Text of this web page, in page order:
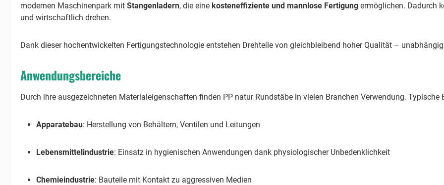
modernen Maschinenpark mit Stangenladern, die eine kosteneffiziente und mannlose Fertigung ermöglichen. Dadurch
und wirtschaftlich drehen.
Dank dieser hochentwickelten Fertigungstechnologie entstehen Drehteile von gleichbleibend hoher Qualität –
Anwendungsbereiche
Durch ihre ausgezeichneten Materialeigenschaften finden PP natur Rundstäbe in vielen Branchen Verwendung. Typische
Apparatebau: Herstellung von Behältern, Ventilen und Leitungen
Lebensmittelindustrie: Einsatz in hygienischen Anwendungen dank physiologischer Unbedenklichkeit
Chemieindustrie: Bauteile mit Kontakt zu aggressiven Medien